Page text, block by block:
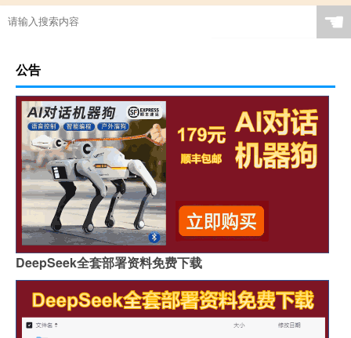
☚
公告
DeepSeek全套部署资料免费下载